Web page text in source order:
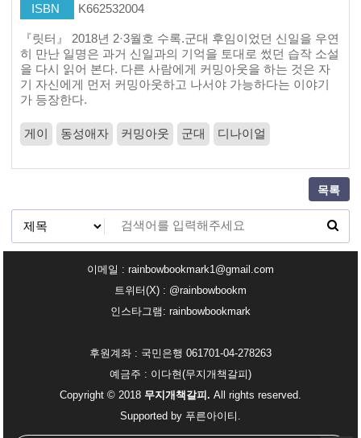
ISBN K662532004
『릿터』 2018년 2·3월호 수록.군대 후임이었던 신일을 우연
히 만난 일명은 과거 신일과의 기억을 토대로 썼던 습작 소설
을 다시 읽어 본다. 다른 사람에게 커밍아웃을 하는 것은 자
기 자신에게 먼저 커밍아웃하고 나서야 가능하다는 이야기
가 등장한다.
게이 동성애자 커밍아웃 군대 디나이얼
목록
이메일 : rainbowbookmark1@gmail.com
트위터(X) : @rainbowbookm
인스타그램: rainbowbookmark
후원계좌 : 국민은행 061701-04-278263
예금주 : 이다현(무지개책갈피)
Copyright © 2018 무지개책갈피. All rights reserved.
Supported by 푸른아이티.